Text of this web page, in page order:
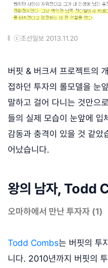
ⓒ조선일보 2013.11.20
버핏 & 버크셔 프로젝트의
접하던 투자의 롤모델을 눈
말하고 걸어 다니는 것만으
들의 실제 모습이 눈앞에 입
감동과 충격이 있을 것 같았
어났습니다.
왕의 남자, Todd
오마하에서 만난 투자자 (1)
Todd Combs는 버핏의 투
니다. 2010년까지 버핏의